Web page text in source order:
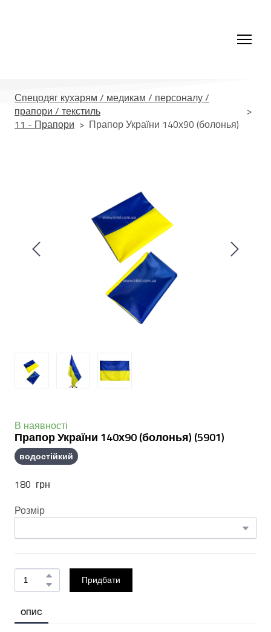
Спецодяг кухарям / медикам / персоналу /
прапори / текстиль
11 - Прапори
Прапор України 140х90 (болонья)
В наявності
Прапор України 140х90 (болонья) (5901)
водостійкий
180  грн
Розмір
Придбати
ОПИС